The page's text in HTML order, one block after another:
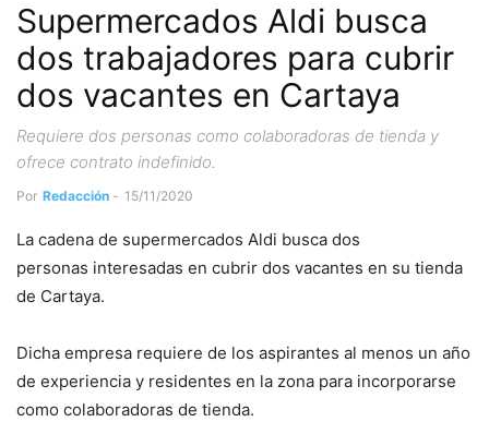
Supermercados Aldi busca
dos trabajadores para cubrir
dos vacantes en Cartaya
Requiere dos personas como colaboradoras de tienda y
ofrece contrato indefinido.
Por Redacción - 15/11/2020
La cadena de supermercados Aldi busca dos
personas interesadas en cubrir dos vacantes en su tienda
de Cartaya.
Dicha empresa requiere de los aspirantes al menos un año
de experiencia y residentes en la zona para incorporarse
como colaboradoras de tienda.